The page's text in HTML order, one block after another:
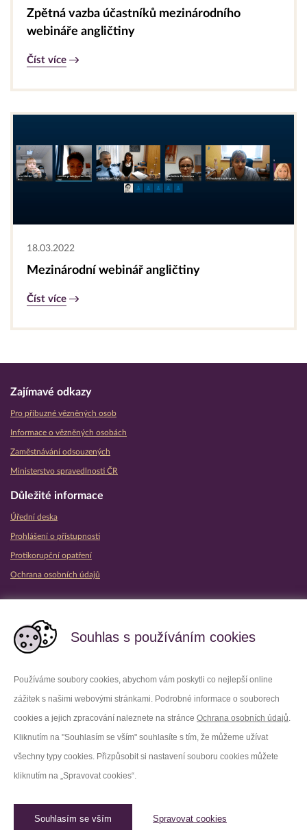
Souhlas s používáním cookies
Používáme soubory cookies, abychom vám poskytli co nejlepší online
zážitek s našimi webovými stránkami. Podrobné informace o souborech
cookies a jejich zpracování naleznete na stránce Ochrana osobních údajů.
Kliknutím na "Souhlasím se vším" souhlasíte s tím, že můžeme užívat
všechny typy cookies. Přizpůsobit si nastavení souboru cookies můžete
kliknutím na „Spravovat cookies“.
Souhlasím se vším Spravovat cookies
Zpětná vazba účastníků mezinárodního
webináře angličtiny
Číst více
18.03.2022
Mezinárodní webinář angličtiny
Číst více
Zajímavé odkazy
Pro příbuzné vězněných osob
Informace o vězněných osobách
Zaměstnávání odsouzených
Ministerstvo spravedlnosti ČR
Důležité informace
Úřední deska
Prohlášení o přístupnosti
Protikorupční opatření
Ochrana osobních údajů
Facebook Youtube
LinkedIn